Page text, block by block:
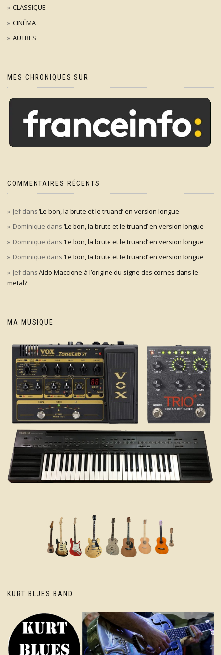
CLASSIQUE
CINÉMA
AUTRES
MES CHRONIQUES SUR
COMMENTAIRES RÉCENTS
Jefdans ‘Le bon, la brute et le truand’ en version longue
Dominique dans ‘Le bon, la brute et le truand’ en version longue
Dominique dans ‘Le bon, la brute et le truand’ en version longue
Dominique dans ‘Le bon, la brute et le truand’ en version longue
Jefdans Aldo Maccione à l’origine du signe des cornes dans le
metal?
MA MUSIQUE
KURT BLUES BAND